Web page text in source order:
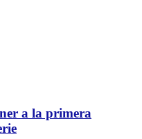
a la primera